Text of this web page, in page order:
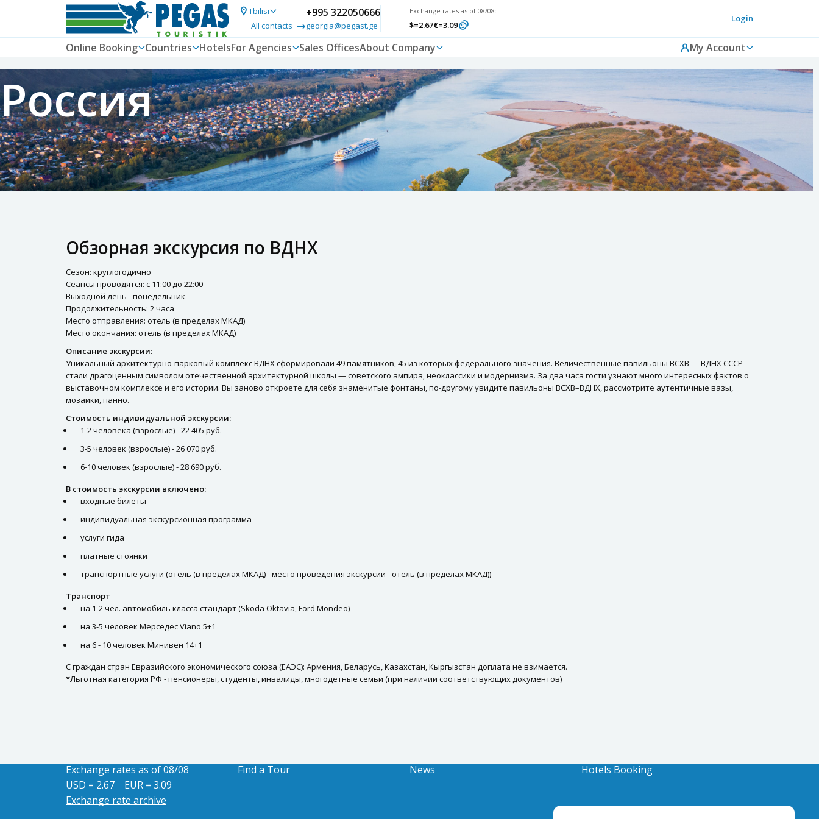
Tbilisi
All contacts
+995 322050666
georgia@pegast.ge
Exchange rates as of 08/08:
$=2.67€=3.09
Login
Online Booking Countries HotelsFor Agencies Sales OfficesAbout Company My Account
Россия
Обзорная экскурсия по ВДНХ
Сезон: круглогодично
Сеансы проводятся: с 11:00 до 22:00
Выходной день - понедельник
Продолжительность: 2 часа
Место отправления: отель (в пределах МКАД)
Место окончания: отель (в пределах МКАД)
Описание экскурсии:
Уникальный архитектурно-парковый комплекс ВДНХ сформировали 49 памятников, 45 из которых федерального значения. Величественные павильоны ВСХВ — ВДНХ СССР
стали драгоценным символом отечественной архитектурной школы — советского ампира, неоклассики и модернизма. За два часа гости узнают много интересных фактов о
выставочном комплексе и его истории. Вы заново откроете для себя знаменитые фонтаны, по-другому увидите павильоны ВСХВ–ВДНХ, рассмотрите аутентичные вазы,
мозаики, панно.
Стоимость индивидуальной экскурсии:
1-2 человека (взрослые) - 22 405 руб.
3-5 человек (взрослые) - 26 070 руб.
6-10 человек (взрослые) - 28 690 руб.
В стоимость экскурсии включено:
входные билеты
индивидуальная экскурсионная программа
услуги гида
платные стоянки
транспортные услуги (отель (в пределах МКАД) - место проведения экскурсии - отель (в пределах МКАД))
Транспорт
на 1-2 чел. автомобиль класса стандарт (Skoda Oktavia, Ford Mondeo)
на 3-5 человек Мерседес Viano 5+1
на 6 - 10 человек Минивен 14+1
С граждан стран Евразийского экономического союза (ЕАЭС): Армения, Беларусь, Казахстан, Кыргызстан доплата не взимается.
*Льготная категория РФ - пенсионеры, студенты, инвалиды, многодетные семьи (при наличии соответствующих документов)
Exchange rates as of 08/08
USD = 2.67
EUR = 3.09
Exchange rate archive
Find a Tour News Hotels Booking